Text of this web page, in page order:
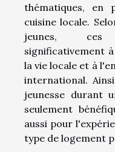
thématiques, en
cuisine locale.
jeunes, ces
significativement
la vie locale et à
international.
jeunesse durant
seulement
aussi pour
type de logement